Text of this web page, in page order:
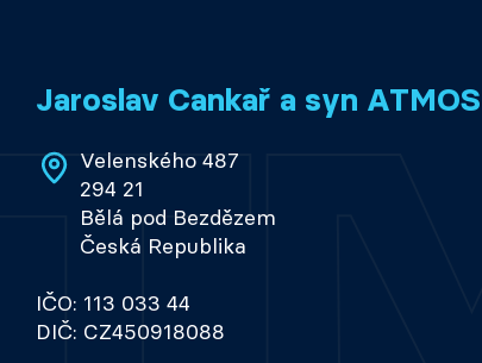
Jaroslav Cankař a syn ATMOS
Velenského 487
294 21
Bělá pod Bezdězem
Česká Republika
IČO: 113 033 44
DIČ: CZ450918088